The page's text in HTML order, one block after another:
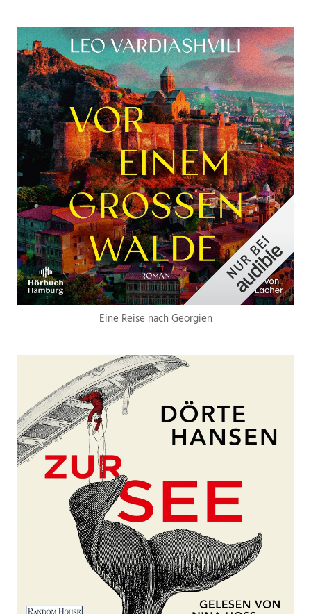
Eine Reise nach Georgien